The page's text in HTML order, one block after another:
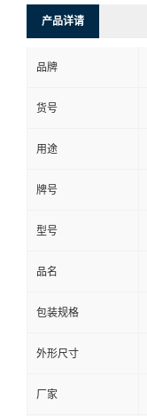
产品详请
品牌
货号
用途
牌号
型号
品名
包装规格
外形尺寸
厂家